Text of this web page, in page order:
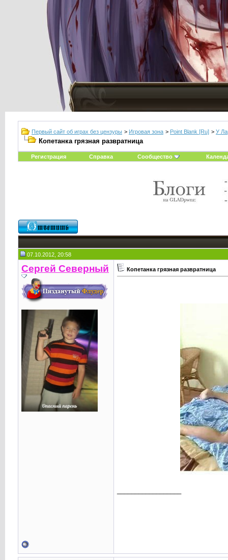
Первый сайт об играх без цензуры > Игровая зона > Point Blank [Ru] > У
Копетанка грязная развратница
Регистрация Справка Сообщество
07.10.2012, 20:58
Сергей Северный Копетанка грязная развратница